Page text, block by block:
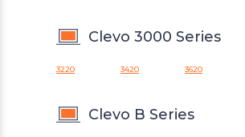
Clevo 3000 Series
3220 3420 3620
Clevo B Series